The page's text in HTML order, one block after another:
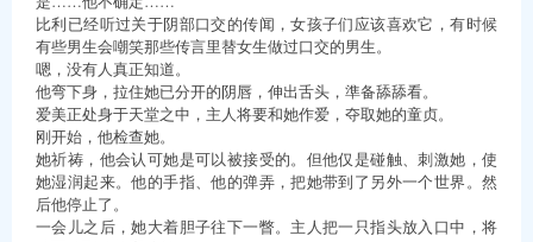
比利已经听过关于阴部口交的传闻，女孩子们应该喜欢它，有时候
有些男生会嘲笑那些传言里替女生做过口交的男生。
嗯，没有人真正知道。
他弯下身，拉住她已分开的阴唇，伸出舌头，準备舔舔看。
爱美正处身于天堂之中，主人将要和她作爱，夺取她的童贞。
刚开始，他检查她。
她祈祷，他会认可她是可以被接受的。但他仅是碰触、刺激她，使
她湿润起来。他的手指、他的弹弄，把她带到了另外一个世界。然
后他停止了。
一会儿之后，她大着胆子往下一瞥。主人把一只指头放入口中，将